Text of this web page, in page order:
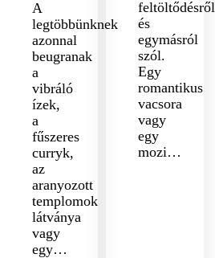
A
legtöbbünknek
azonnal
beugranak
a
vibráló
ízek,
a
fűszeres
curryk,
az
aranyozott
templomok
látványa
vagy
egy…
feltöltődésről
és
egymásról
szól.
Egy
romantikus
vacsora
vagy
egy
mozi…